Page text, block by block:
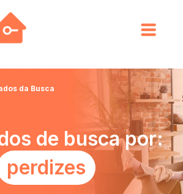
da Busca
de busca por:
perdizes